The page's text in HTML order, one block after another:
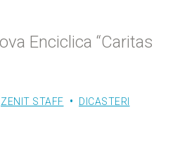
Enciclica “Caritas
ZENIT STAFF DICASTERI